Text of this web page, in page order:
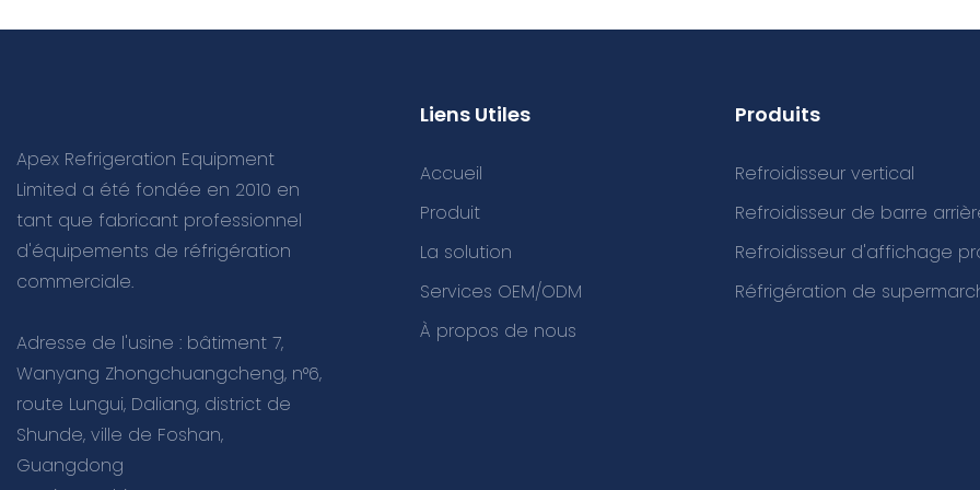
Apex Refrigeration Equipment
Limited a été fondée en 2010 en
tant que fabricant professionnel
d'équipements de réfrigération
commerciale.
Adresse de l'usine : bâtiment 7,
Wanyang Zhongchuangcheng, n°6,
route Lungui, Daliang, district de
Shunde, ville de Foshan,
Guangdong
Liens Utiles
Accueil
Produit
La solution
Services OEM/ODM
À propos de nous
Produits
Refroidisseur vertical
Refroidisseur de barre
Refroidisseur d'affichage
Réfrigération de